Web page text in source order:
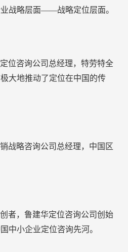
战略层面——战略定位层面。
位咨询公司总经理，特劳特全
大地推动了定位在中国的传
战略咨询公司总经理，中国区
者，鲁建华定位咨询公司创始
中小企业定位咨询先河。